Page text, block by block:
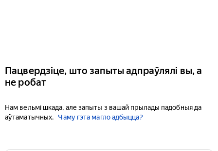
Пацвердзіце, што запыты адпраўлялі вы, а
не робат
Нам вельмі шкада, але запыты з вашай прылады падобныя да
аўтаматычных.
Чаму гэта магло адбыцца?